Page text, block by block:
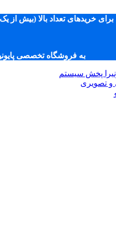
خریدهای تعداد بالا (بیش از یک
به فروشگاه تخصصی